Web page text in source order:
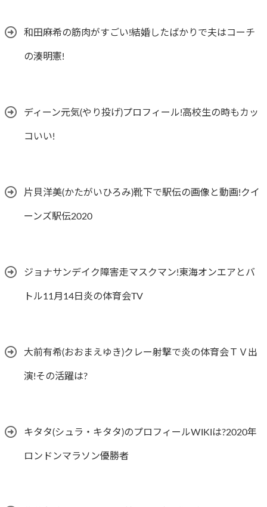
和田麻希の筋肉がすごい!結婚したばかりで夫はコーチ
の湊明憲!
ディーン元気(やり投げ)プロフィール!高校生の時もカッ
コいい!
片貝洋美(かたがいひろみ)靴下で駅伝の画像と動画!クイ
ーンズ駅伝2020
ジョナサンデイク障害走マスクマン!東海オンエアとバ
トル11月14日炎の体育会TV
大前有希(おおまえゆき)クレー射撃で炎の体育会ＴＶ出
演!その活躍は?
キタタ(シュラ・キタタ)のプロフィールWIKIは?2020年
ロンドンマラソン優勝者